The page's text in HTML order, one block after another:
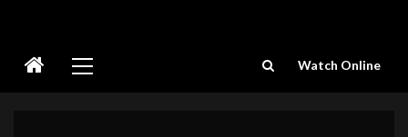
Menu
Watch Online